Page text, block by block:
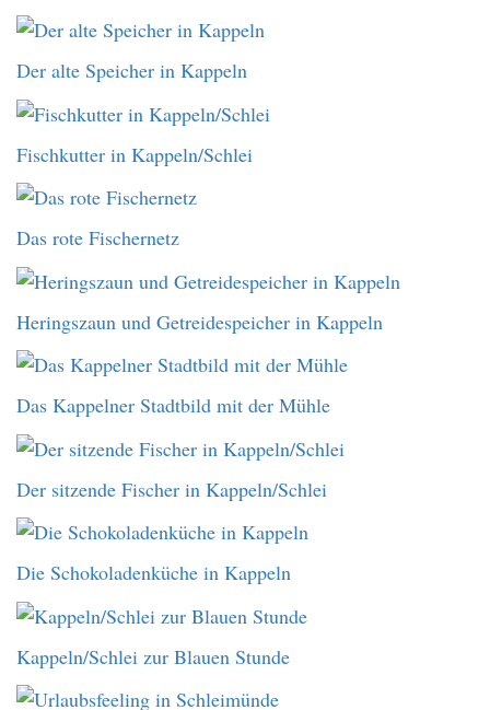
Der alte Speicher in Kappeln
Fischkutter in Kappeln/Schlei
Das rote Fischernetz
Heringszaun und Getreidespeicher in Kappeln
Das Kappelner Stadtbild mit der Mühle
Der sitzende Fischer in Kappeln/Schlei
Die Schokoladenküche in Kappeln
Kappeln/Schlei zur Blauen Stunde